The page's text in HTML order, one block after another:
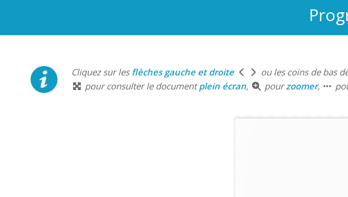
Cliquez sur les flèches gauche et droite ou les coins de bas
pour consulter le documentplein écran, pourzoomer,